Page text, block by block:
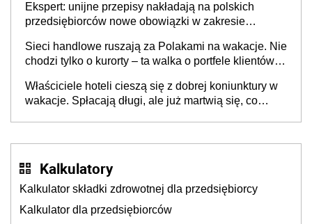
Ekspert: unijne przepisy nakładają na polskich
przedsiębiorców nowe obowiązki w zakresie
Sieci handlowe ruszają za Polakami na wakacje. Nie
chodzi tylko o kurorty – ta walka o portfele klientów
cichu
Właściciele hoteli cieszą się z dobrej koniunktury w
wakacje. Spłacają długi, ale już martwią się, co
Kalkulatory
Kalkulator składki zdrowotnej dla przedsiębiorcy
Kalkulator dla przedsiębiorców